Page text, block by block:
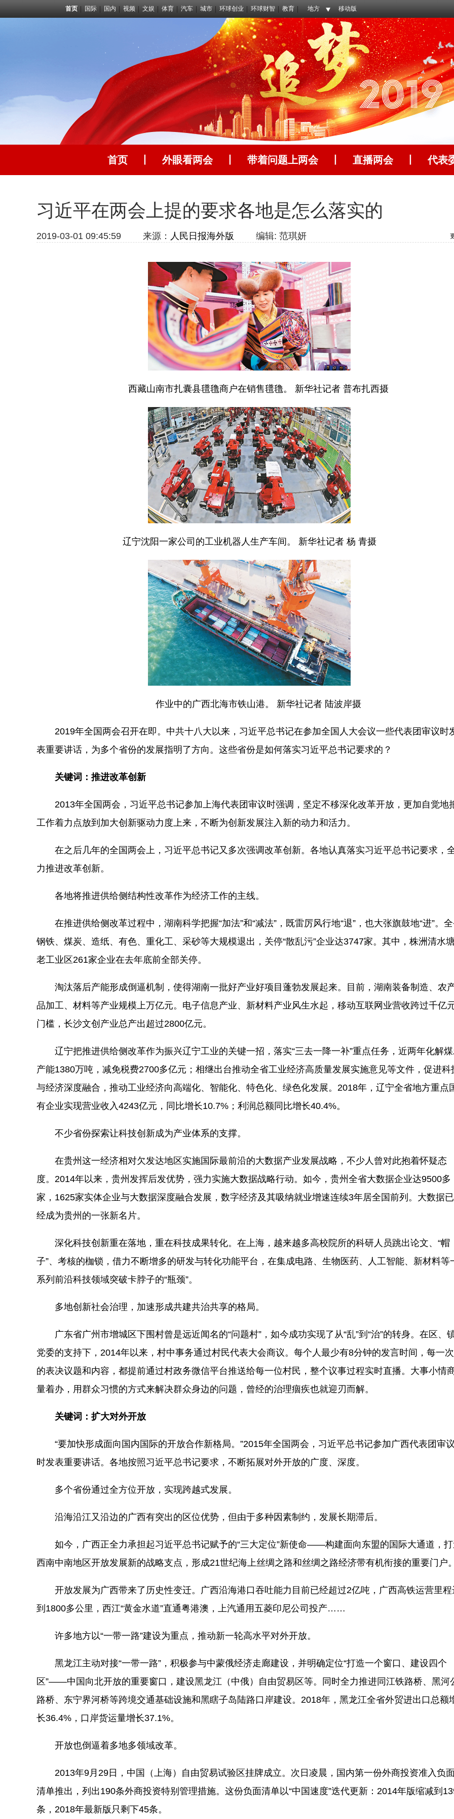
首页 国际 国内 视频 文娱 体育 汽车 城市 环球创业 环球财智 教育 地方 移动版
首页 外眼看两会丨 带着问题上两会丨 直播两会丨代表
习近平在两会上提的要求各地是怎么落实的
2019-03-01 09:45:59 来源： 人民日报海外版 编辑: 范琪妍
西藏山南市扎囊县氆氇商户在销售氆氇。 新华社记者 普布扎西摄
辽宁沈阳一家公司的工业机器人生产车间。 新华社记者 杨 青摄
作业中的广西北海市铁山港。 新华社记者 陆波岸摄
2019年全国两会召开在即。中共十八大以来，习近平总书记在参加全国人大会议一些代表团审议时
表重要讲话，为多个省份的发展指明了方向。这些省份是如何落实习近平总书记要求的？
关键词：推进改革创新
2013年全国两会，习近平总书记参加上海代表团审议时强调，坚定不移深化改革开放，更加自觉地
工作着力点放到加大创新驱动力度上来，不断为创新发展注入新的动力和活力。
在之后几年的全国两会上，习近平总书记又多次强调改革创新。各地认真落实习近平总书记要求，
力推进改革创新。
各地将推进供给侧结构性改革作为经济工作的主线。
在推进供给侧改革过程中，湖南科学把握“加法”和“减法”，既雷厉风行地“退”，也大张旗鼓地“进”。
钢铁、煤炭、造纸、有色、重化工、采砂等大规模退出，关停“散乱污”企业达3747家。其中，株洲清水
老工业区261家企业在去年底前全部关停。
淘汰落后产能形成倒逼机制，使得湖南一批好产业好项目蓬勃发展起来。目前，湖南装备制造、农
品加工、材料等产业规模上万亿元。电子信息产业、新材料产业风生水起，移动互联网业营收跨过千亿
门槛，长沙文创产业总产出超过2800亿元。
辽宁把推进供给侧改革作为振兴辽宁工业的关键一招，落实“三去一降一补”重点任务，近两年化解
产能1380万吨，减免税费2700多亿元；相继出台推动全省工业经济高质量发展实施意见等文件，促进科
与经济深度融合，推动工业经济向高端化、智能化、特色化、绿色化发展。2018年，辽宁全省地方重点
有企业实现营业收入4243亿元，同比增长10.7%；利润总额同比增长40.4%。
不少省份探索让科技创新成为产业体系的支撑。
在贵州这一经济相对欠发达地区实施国际最前沿的大数据产业发展战略，不少人曾对此抱着怀疑态
度。2014年以来，贵州发挥后发优势，强力实施大数据战略行动。如今，贵州全省大数据企业达9500多
家，1625家实体企业与大数据深度融合发展，数字经济及其吸纳就业增速连续3年居全国前列。大数据已
经成为贵州的一张新名片。
深化科技创新重在落地，重在科技成果转化。在上海，越来越多高校院所的科研人员跳出论文、“帽
子”、考核的枷锁，借力不断增多的研发与转化功能平台，在集成电路、生物医药、人工智能、新材料等
系列前沿科技领域突破卡脖子的“瓶颈”。
多地创新社会治理，加速形成共建共治共享的格局。
广东省广州市增城区下围村曾是远近闻名的“问题村”，如今成功实现了从“乱”到“治”的转身。在区、
党委的支持下，2014年以来，村中事务通过村民代表大会商议。每个人最少有8分钟的发言时间，每一次
的表决议题和内容，都提前通过村政务微信平台推送给每一位村民，整个议事过程实时直播。大事小情
量着办，用群众习惯的方式来解决群众身边的问题，曾经的治理痼疾也就迎刃而解。
关键词：扩大对外开放
“要加快形成面向国内国际的开放合作新格局。”2015年全国两会，习近平总书记参加广西代表团审
时发表重要讲话。各地按照习近平总书记要求，不断拓展对外开放的广度、深度。
多个省份通过全方位开放，实现跨越式发展。
沿海沿江又沿边的广西有突出的区位优势，但由于多种因素制约，发展长期滞后。
如今，广西正全力承担起习近平总书记赋予的“三大定位”新使命——构建面向东盟的国际大通道，
西南中南地区开放发展新的战略支点，形成21世纪海上丝绸之路和丝绸之路经济带有机衔接的重要门户
开放发展为广西带来了历史性变迁。广西沿海港口吞吐能力目前已经超过2亿吨，广西高铁运营里程
到1800多公里，西江“黄金水道”直通粤港澳，上汽通用五菱印尼公司投产……
许多地方以“一带一路”建设为重点，推动新一轮高水平对外开放。
黑龙江主动对接“一带一路”，积极参与中蒙俄经济走廊建设，并明确定位“打造一个窗口、建设四个
区”——中国向北开放的重要窗口，建设黑龙江（中俄）自由贸易区等。同时全力推进同江铁路桥、黑河
路桥、东宁界河桥等跨境交通基础设施和黑瞎子岛陆路口岸建设。2018年，黑龙江全省外贸进出口总额
长36.4%，口岸货运量增长37.1%。
开放也倒逼着多地多领域改革。
2013年9月29日，中国（上海）自由贸易试验区挂牌成立。次日凌晨，国内第一份外商投资准入负
清单推出，列出190条外商投资特别管理措施。这份负面清单以“中国速度”迭代更新：2014年版缩减到
条，2018年最新版只剩下45条。